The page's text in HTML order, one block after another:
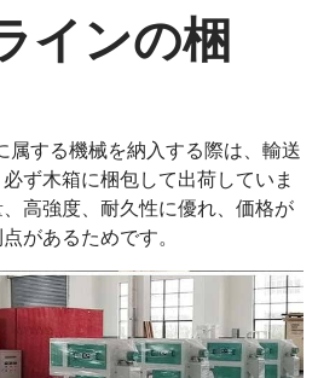
インの梱
属する機械を納入する際は、輸送
ず木箱に梱包して出荷していま
高強度、耐久性に優れ、価格が
があるためです。